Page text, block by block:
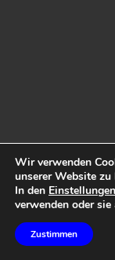
Wir verwenden
unserer Website zu
In den Einstellungen
verwenden oder
Zustimmen